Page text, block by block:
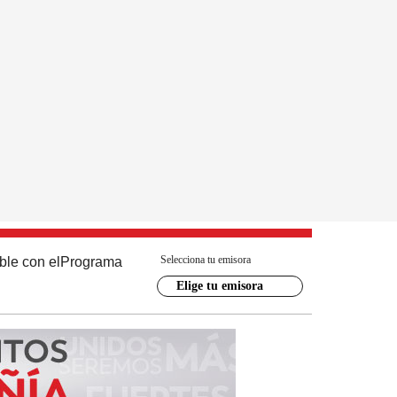
con el Programa Selecciona tu emisora
Elige tu emisora